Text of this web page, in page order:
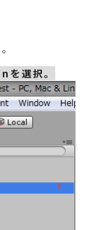
選択。